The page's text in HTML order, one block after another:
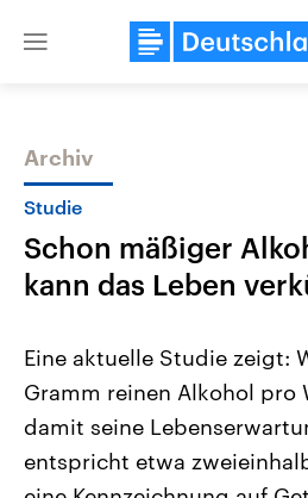
Close
Themen
Landtagswahl Sachsen-Anhalt
2026
Alle Informationen
Sachsen-Anhalt wählt am 6.
September 2026 einen neuen
Archiv
Studie
Schon mäßiger
kann das Leben
Eine aktuelle Studie zeigt:
Gramm reinen Alkohol pro
damit seine
entspricht etwa